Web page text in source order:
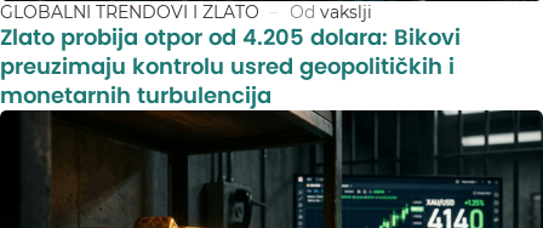
GLOBALNI TRENDOVI I ZLATO Od vakslji
Zlato probija otpor od 4.205 dolara: Bikovi
preuzimaju kontrolu usred geopolitičkih i
monetarnih turbulencija